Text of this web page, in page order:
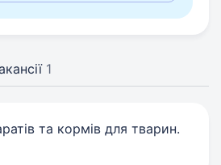
1
та кормів для тварин.